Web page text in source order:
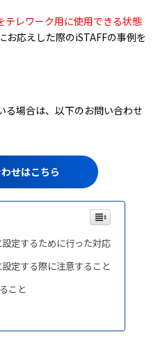
テレワーク用に使用できる状態
お応えした際のiSTAFFの事例を
る場合は、以下のお問い合わせ
せはこちら
定するために行った対応
定する際に注意すること
こと